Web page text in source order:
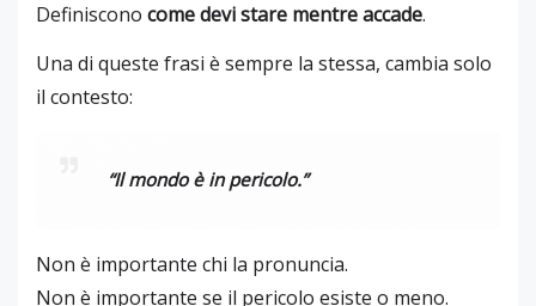
Definiscono come devi stare mentre accade.
Una di queste frasi è sempre la stessa, cambia solo
il contesto:
“Il mondo è in pericolo.”
Non è importante chi la pronuncia.
Non è importante se il pericolo esiste o meno.